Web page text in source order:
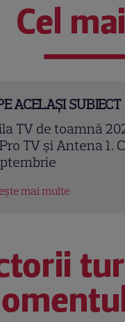
Cel
ACELAȘI SUBIECT
Kasikci, fost
de ani.
mai multe